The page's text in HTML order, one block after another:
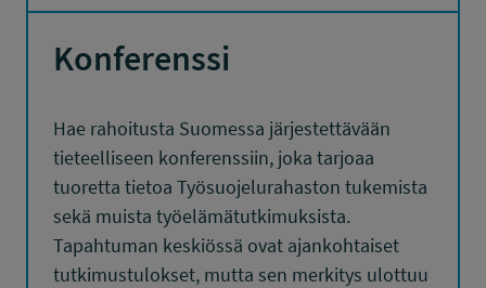
Konferenssi
Hae rahoitusta Suomessa järjestettävään
tieteelliseen konferenssiin, joka tarjoaa
tuoretta tietoa Työsuojelurahaston tukemista
sekä muista työelämätutkimuksista.
Tapahtuman keskiössä ovat ajankohtaiset
tutkimustulokset, mutta sen merkitys ulottuu